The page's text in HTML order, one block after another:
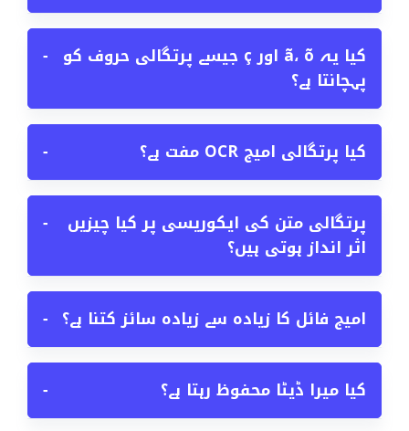
کیا یہ ã، õ اور ç جیسے پرتگالی حروف کو
پہچانتا ہے؟
−
کیا پرتگالی امیج OCR مفت ہے؟ −
پرتگالی متن کی ایکوریسی پر کیا چیزیں
اثر انداز ہوتی ہیں؟
−
امیج فائل کا زیادہ سے زیادہ سائز کتنا ہے؟ −
کیا میرا ڈیٹا محفوظ رہتا ہے؟ −